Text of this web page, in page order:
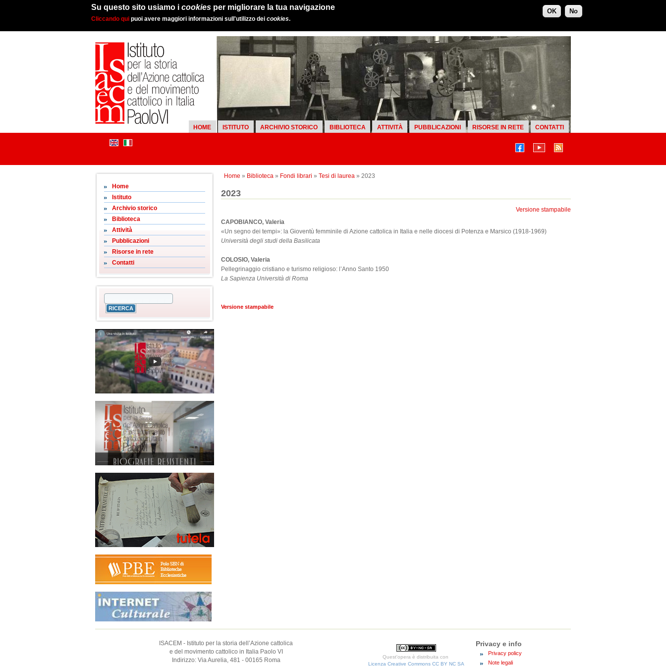
Su questo sito usiamo i cookies per migliorare la tua navigazione
Cliccando qui puoi avere maggiori informazioni sull'utilizzo dei cookies.
OK No
HOME ISTITUTO ARCHIVIO STORICO BIBLIOTECA ATTIVITÀ PUBBLICAZIONI RISORSE IN RETE CONTATTI
Home » Biblioteca» Fondi librari » Tesi di laurea» 2023
Home
Istituto
Archivio storico
Biblioteca
Attività
Pubblicazioni
Risorse in rete
Contatti
2023
Versione stampabile
CAPOBIANCO, Valeria
«Un segno dei tempi»: la Gioventù femminile di Azione cattolica in Italia e nelle diocesi di Potenza e Marsico (1918-1969)
Università degli studi della Basilicata
COLOSIO, Valeria
Pellegrinaggio cristiano e turismo religioso: l’Anno Santo 1950
La Sapienza Università di Roma
Versione stampabile
ISACEM - Istituto per la storia dell’Azione cattolica
e del movimento cattolico in Italia Paolo VI
Indirizzo: Via Aurelia, 481 - 00165 Roma
Quest'opera è distribuita con
Licenza Creative Commons CC BY NC SA
Privacy e info
Privacy policy
Note legali